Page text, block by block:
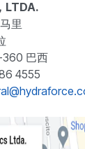
LTDA.
里
巴西
4555